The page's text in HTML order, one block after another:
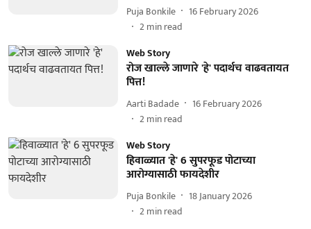
Puja Bonkile
16 February 2026
2min read
Web Story
रोज खाल्ले जाणारे 'हे' पदार्थच वाढवतायत
पित्त!
Aarti Badade
16 February 2026
2min read
Web Story
हिवाळ्यात 'हे' 6 सुपरफूड पोटाच्या
आरोग्यासाठी फायदेशीर
Puja Bonkile
18 January 2026
2min read